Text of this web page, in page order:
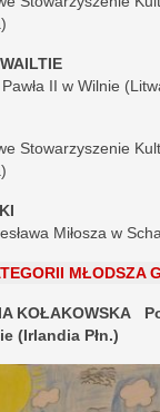
II w Wilnie
Stowarzyszenie
Miłosza w
MŁODSZA
KOŁAKOWSKA
(Irlandia Płn.)